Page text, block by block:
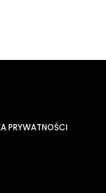
PRYWATNOŚCI